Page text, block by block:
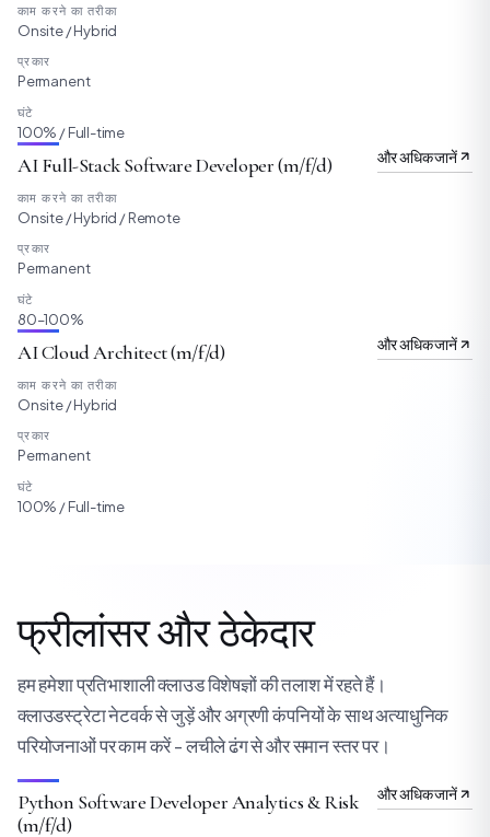
काम करने का तरीका
Onsite / Hybrid
प्रकार
Permanent
घंटे
100% / Full-time
AI Full-Stack Software Developer (m/f/d)
काम करने का तरीका
Onsite / Hybrid / Remote
प्रकार
Permanent
घंटे
80–100%
और अधिक जानें
AI Cloud Architect (m/f/d)
काम करने का तरीका
Onsite / Hybrid
प्रकार
Permanent
घंटे
100% / Full-time
और अधिक जानें
फ्रीलांसर और ठेकेदार
हम हमेशा प्रतिभाशाली क्लाउड विशेषज्ञों की तलाश में रहते हैं।
क्लाउडस्ट्रेटा नेटवर्क से जुड़ें और अग्रणी कंपनियों के साथ अत्याधुनिक
परियोजनाओं पर काम करें - लचीले ढंग से और समान स्तर पर।
Python Software Developer Analytics & Risk
(m/f/d)
और अधिक जानें